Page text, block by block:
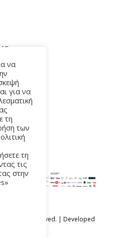
ΑΘΗΝΑ
All rights reserved. | Developed
να
για να
τη
των
τη
τις
στην